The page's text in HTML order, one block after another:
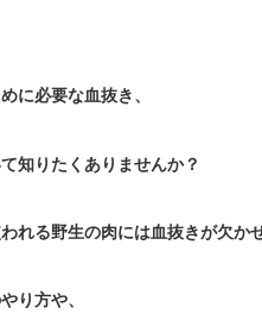
に必要な血抜き、
知りたくありませんか？
れる野生の肉には血抜きが欠か
り方や、